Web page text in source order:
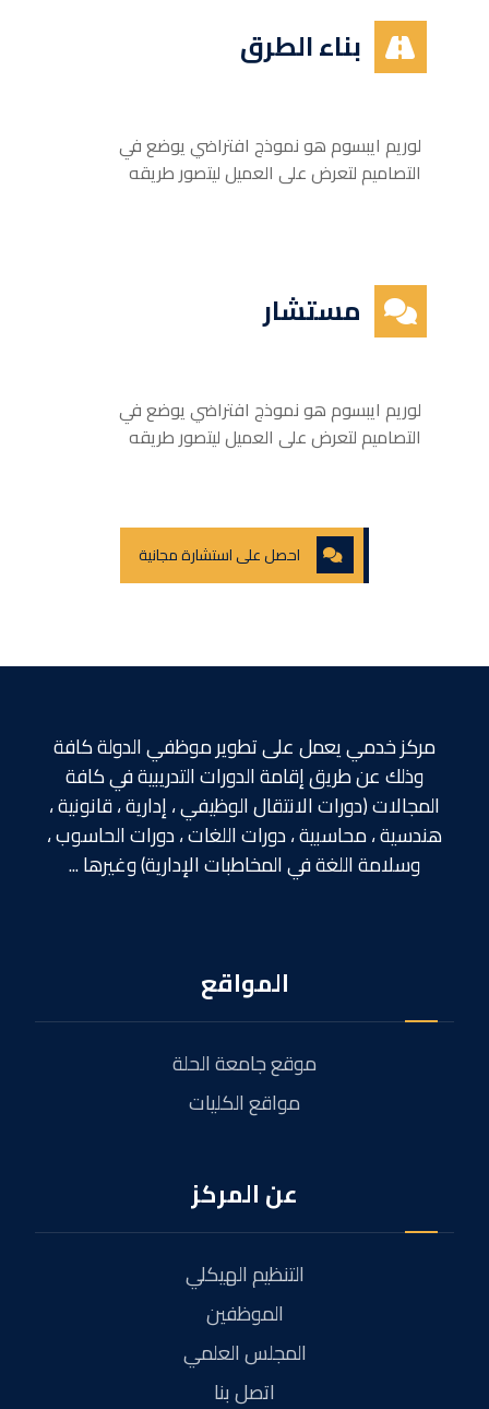
بناء الطرق
لوريم ايبسوم هو نموذج افتراضي يوضع في
التصاميم لتعرض على العميل ليتصور طريقه
مستشار
لوريم ايبسوم هو نموذج افتراضي يوضع في
التصاميم لتعرض على العميل ليتصور طريقه
احصل على استشارة مجانية
مركز خدمي يعمل على تطوير موظفي الدولة كافة
وذلك عن طريق إقامة الدورات التدريبية في كافة
المجالات (دورات الانتقال الوظيفي ، إدارية ، قانونية ،
هندسية ، محاسبية ، دورات اللغات ، دورات الحاسوب ،
وسلامة اللغة في المخاطبات الإدارية) وغيرها ...
المواقع
موقع جامعة الحلة
مواقع الكليات
عن المركز
التنظيم الهيكلي
الموظفين
المجلس العلمي
اتصل بنا